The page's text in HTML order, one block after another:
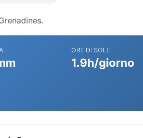
ORE DI SOLE
1.9h/giorno